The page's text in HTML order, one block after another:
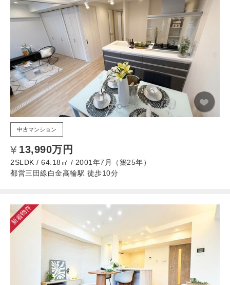
中古マンション
13,990万円
2SLDK / 64.18㎡ / 2001年7月（築25年）
都営三田線白金高輪駅 徒歩10分
新着物件